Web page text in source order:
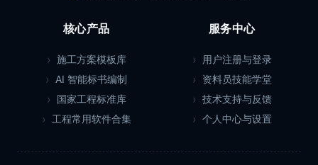
核心产品
施工方案模板库
AI 智能标书编制
国家工程标准库
工程常用软件合集
服务中心
用户注册与登录
资料员技能学堂
技术支持与反馈
个人中心与设置